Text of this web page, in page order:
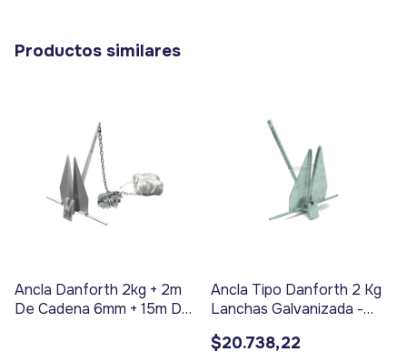
Productos similares
Ancla Danforth 2kg + 2m
De Cadena 6mm + 15m De
Ancla Tipo Danforth 2 Kg
Lanchas Galvanizada -
$20.738,22